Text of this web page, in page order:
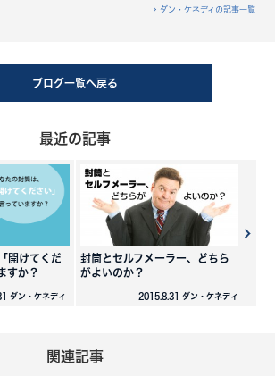
ダン・ケネディの記事一覧
ブログ一覧へ戻る
最近の記事
開けてくだ
すか？
ダン・ケネディ
封筒とセルフメーラー、どちら
がよいのか？
2015.8.31 ダン・ケネディ
関連記事